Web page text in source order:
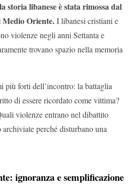
storia libanese è stata rimossa dal
Medio Oriente.I libanesi cristiani e
violenze negli anni Settanta e
trovano spazio nella memoria
più forti dell’incontro: la battaglia
di essere ricordato come vittima?
violenze entrano nel dibattito
perché disturbano una
ignoranza e semplificazione